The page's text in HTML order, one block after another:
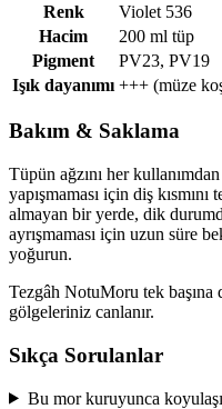
Renk
Violet 536
Hacim
200 ml tüp
Pigment
PV23, PV19
Işık dayanımı +++ (müze
Bakım & Saklama
Tüpün ağzını her
yapışmaması için diş
almayan bir yerde, dik
ayrışmaması için uzun süre
yoğurun.
Tezgâh NotuMoru tek başına
gölgeleriniz canlanır.
Sıkça Sorulanlar
Bu mor kuruyunca